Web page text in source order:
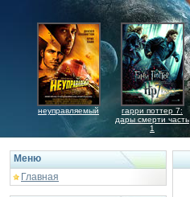
неуправляемый
гарри поттер 7:
дары смерти часть
1
Меню
Главная